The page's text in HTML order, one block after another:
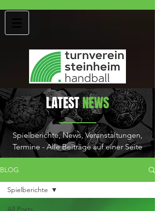
LATESTNEWS
Spielberichte, News, Veranstaltungen,
Termine - Alle Beiträge auf einer Seite
BLOG
All Posts
Spielberichte